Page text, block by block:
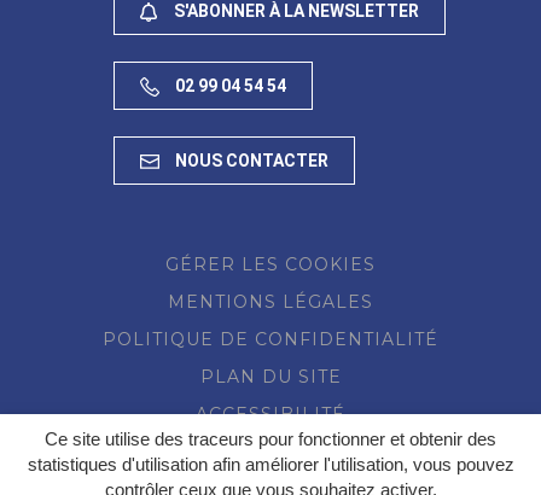
Ce site utilise des traceurs pour fonctionner et obtenir des
statistiques d'utilisation afin améliorer l'utilisation, vous pouvez
contrôler ceux que vous souhaitez activer.
S'ABONNER À LA NEWSLETTER
02 99 04 54 54
NOUS CONTACTER
GÉRER LES COOKIES
MENTIONS LÉGALES
POLITIQUE DE CONFIDENTIALITÉ
PLAN DU SITE
ACCESSIBILITÉ